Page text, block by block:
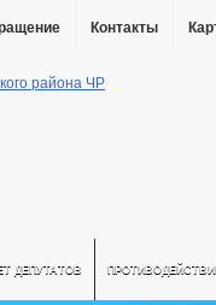
Контакты
ДЕПУТАТОВ